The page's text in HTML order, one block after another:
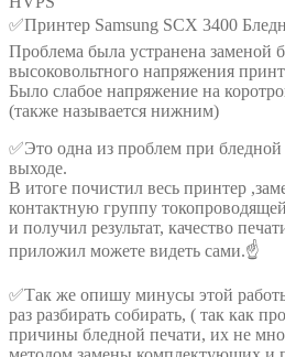
✅Принтер Samsung SCX 3400
Проблема была устранена заменой
высоковольтного напряжения
Было слабое напряжение на
(также называется нижним)
✅Это одна из проблем при бледной
выходе.
В итоге почистил весь принтер
контактную группу
и получил результат, качество
приложил можете видеть сами.☝
✅Так же опишу минусы этой
раз разбирать собирать, ( так как
причины бледной печати, их не